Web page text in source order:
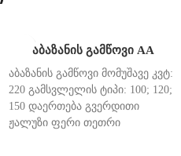
აბაზანის გამწოვი AA
აბაზანის გამწოვი მომუშავე კვტ:
220 გამსვლელის ტიპი: 100; 120;
150 დაერთება გვერდითი
ჟალუზი ფერი თეთრი